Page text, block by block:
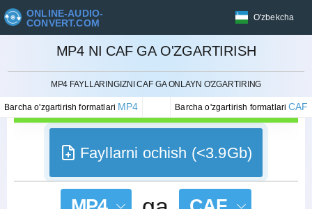
ONLINE-AUDIO-
CONVERT.COM
O'zbekcha
MP4 NI CAF GA O'ZGARTIRISH
MP4 FAYLLARINGIZNI CAF GA ONLAYN O'ZGARTIRING
Barcha o'zgartirish formatlari MP4 Barcha o'zgartirish formatlariCAF
BEKOR QILISH
Fayllarni ochish (<3.9Gb)